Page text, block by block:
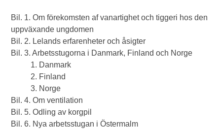
Bil. 1. Om förekomsten af vanartighet och tiggeri hos den
uppväxande ungdomen
Bil. 2. Lelands erfarenheter och åsigter
Bil. 3. Arbetsstugorna i Danmark, Finland och Norge
1. Danmark
2. Finland
3. Norge
Bil. 4. Om ventilation
Bil. 5. Odling av korgpil
Bil. 6. Nya arbetsstugan i Östermalm